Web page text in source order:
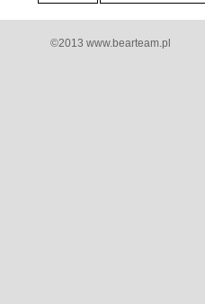
©2013 www.bearteam.pl